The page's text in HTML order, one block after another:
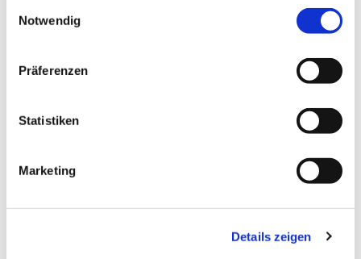
Notwendig
Präferenzen
Statistiken
Marketing
Details zeigen